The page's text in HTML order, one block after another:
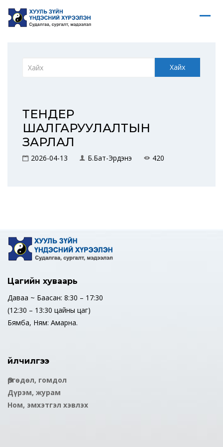
Хайх
ТЕНДЕР
ШАЛГАРУУЛАЛТЫН
ЗАРЛАЛ
2026-04-13 Б.Бат-Эрдэнэ 420
Цагийн хуваарь
Даваа ~ Баасан: 8:30 – 17:30
(12:30 – 13:30 цайны цаг)
Бямба, Ням: Амарна.
Үйлчилгээ
Өргөдөл, гомдол
Дүрэм, журам
Ном, эмхэтгэл хэвлэх